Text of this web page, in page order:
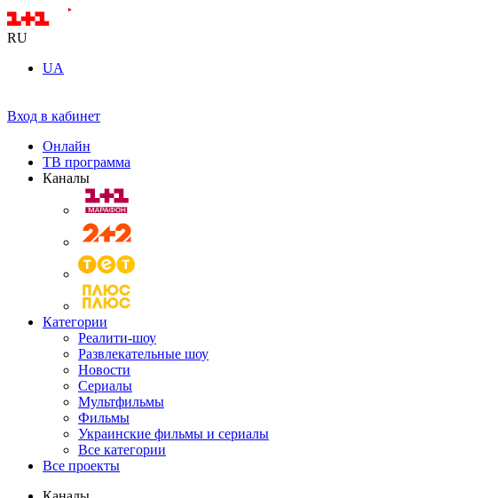
RU
UA
Вход в кабинет
Онлайн
ТВ программа
Каналы
Категории
Реалити-шоу
Развлекательные шоу
Новости
Сериалы
Мультфильмы
Фильмы
Украинские фильмы и сериалы
Все категории
Все проекты